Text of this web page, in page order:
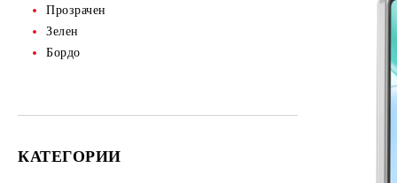
Прозрачен
Зелен
Бордо
КАТЕГОРИИ